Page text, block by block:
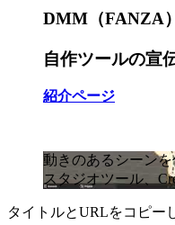
DMM（FANZA
自作ツールの宣
紹介ページ
動きのあるシーン
スタジオツール、
タイトルとURLをコピー